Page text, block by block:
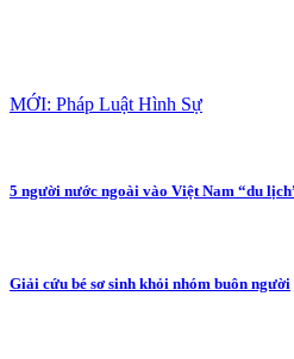
MỚI: Pháp Luật Hình Sự
5 người nước ngoài vào Việt Nam “du
Giải cứu bé sơ sinh khỏi nhóm buôn người